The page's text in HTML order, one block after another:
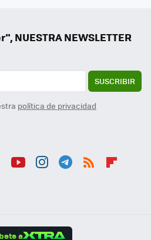
NUESTRA NEWSLETTER
SUSCRIBIR
política de privacidad
a